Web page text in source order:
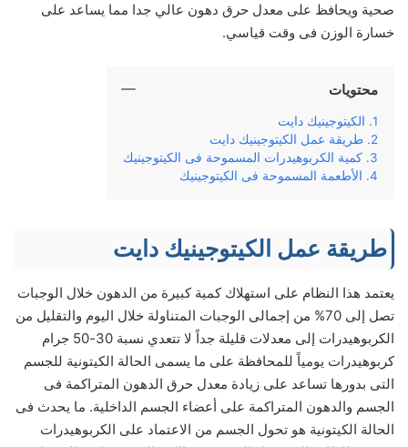
صحية ويحافظ على معدل حرق دهون عالي جدا مما يساعد على
خسارة الوزن فى وقت قياسي.
محتويات
الكيتوجينيك دايت
طريقة عمل الكيتوجينيك دايت
كمية الكربوهيدرات المسموحة فى الكيتوجينيك
الأطعمة المسموحة فى الكيتوجينيك
طريقة عمل الكيتوجينيك دايت
يعتمد هذا النظام على استهلاك كمية كبيرة من الدهون خلال الوجبات
تصل إلى 70% من إجمالى الوجبات المتناولة خلال اليوم والتقليل من
الكربوهيدرات إلى معدلات قليلة جداً لا تتعدي نسبة 30-50 جرام
كربوهيدرات يومياً للمحافظة على ما يسمى الحالة الكيتونية للجسم
التى بدورها تساعد على زيادة معدل حرق الدهون المتراكمة فى
الجسم والدهون المتراكمة على أعضاء الجسم الداخلية. ما يحدث فى
الحالة الكيتونية هو تحول الجسم من الاعتماد على الكربوهيدرات